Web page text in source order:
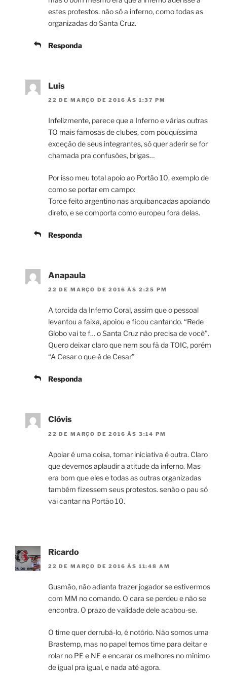
estes protestos. não só a inferno, como todas as
organizadas do Santa Cruz.
Responda
Luis
22 DE MARÇO DE 2016 ÀS 1:37 PM
Infelizmente, parece que a Inferno e várias outras
TO mais famosas de clubes, com pouquíssima
exceção de seus integrantes, só quer aderir se for
chamada pra confusões, brigas…
Por isso meu total apoio ao Portão 10, exemplo de
como se portar em campo:
Torce feito argentino nas arquibancadas apoiando
direto, e se comporta como europeu fora delas.
Responda
Anapaula
22 DE MARÇO DE 2016 ÀS 2:25 PM
A torcida da Inferno Coral, assim que o pessoal
levantou a faixa, apoiou e ficou cantando. “Rede
Globo vai te f… o Santa Cruz não precisa de você”.
Quero deixar claro que nem sou fã da TOIC, porém
“A Cesar o que é de Cesar”
Responda
Clóvis
22 DE MARÇO DE 2016 ÀS 3:14 PM
Apoiar é uma coisa, tomar iniciativa é outra. Claro
que devemos aplaudir a atitude da inferno. Mas
era bom que eles e todas as outras organizadas
também fizessem seus protestos. senão o pau só
vai cantar na Portão 10.
Ricardo
22 DE MARÇO DE 2016 ÀS 11:48 AM
Gusmão, não adianta trazer jogador se estivermos
com MM no comando. O cara se perdeu e não se
encontra. O prazo de validade dele acabou-se.
O time quer derrubá-lo, é notório. Não somos uma
Brastemp, mas no papel temos time para deitar e
rolar no PE e NE e encarar os melhores no mínimo
de igual pra igual, e nada até agora.